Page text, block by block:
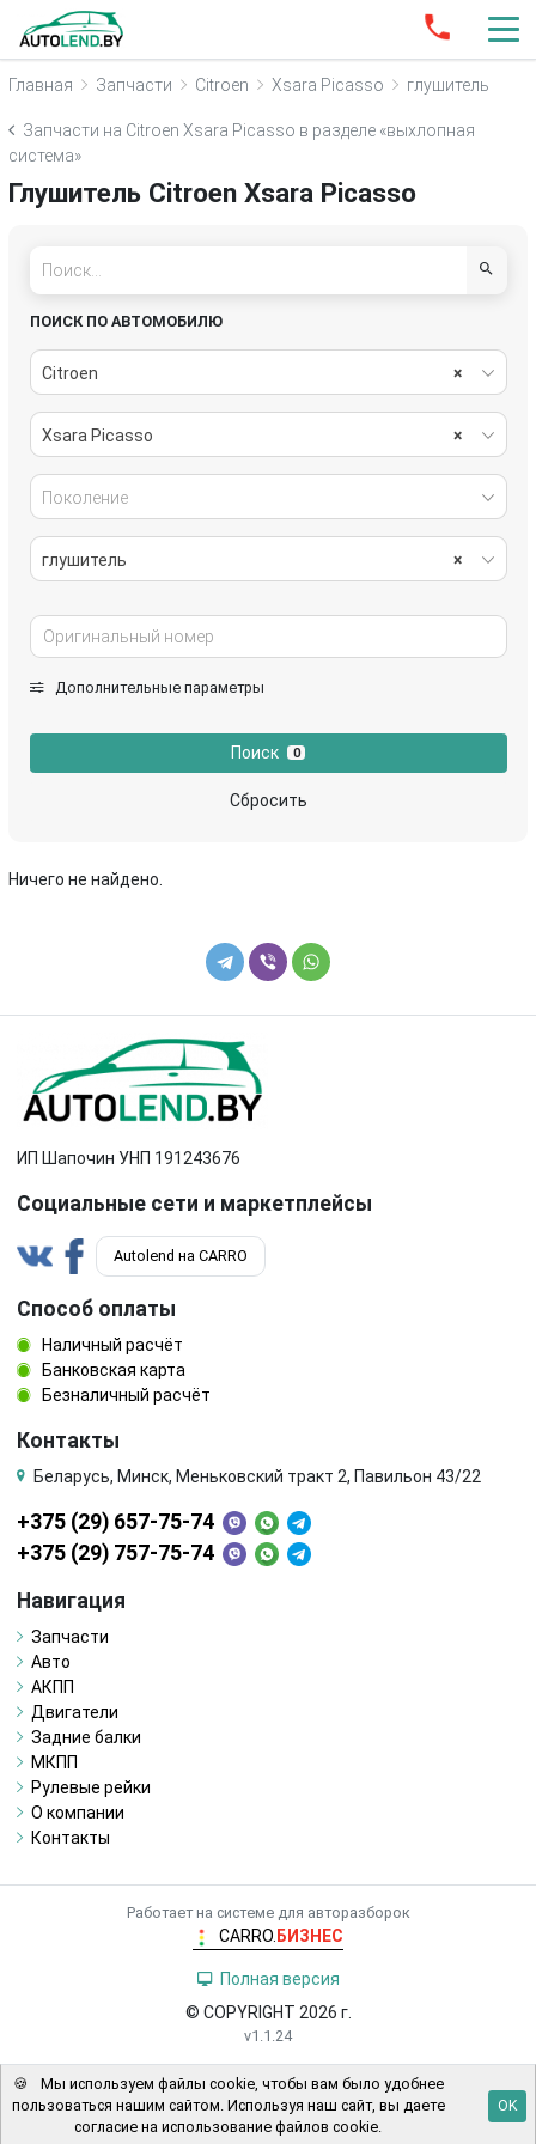
Главная Запчасти Citroen Xsara Picasso глушитель
Запчасти на Citroen Xsara Picasso в разделе «выхлопная
система»
Глушитель Citroen Xsara Picasso
ПОИСК ПО АВТОМОБИЛЮ
×
Citroen
×
Xsara Picasso
Поколение
×
глушитель
Дополнительные параметры
Поиск 0
Сбросить
Ничего не найдено.
ИП Шапочин УНП 191243676
Социальные сети и маркетплейсы
Autolend на CARRO
Способ оплаты
Наличный расчёт
Банковская карта
Безналичный расчёт
Контакты
Беларусь, Минск, Меньковский тракт 2, Павильон 43/22
+375 (29) 657-75-74
+375 (29) 757-75-74
Навигация
Запчасти
Авто
АКПП
Двигатели
Задние балки
МКПП
Рулевые рейки
О компании
Контакты
Работает на системе для авторазборок
CARRO. БИЗНЕС
Полная версия
© COPYRIGHT 2026 г.
v1.1.24
🍪
Мы используем файлы cookie, чтобы вам было удобнее
пользоваться нашим сайтом. Используя наш сайт, вы даете
согласие на использование файлов cookie.
OK